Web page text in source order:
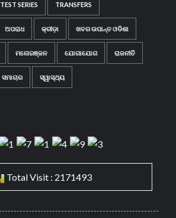
TEST SERIES TRANSFERS
ଅପରାଧ କ୍ରୀଡ଼ା ଖବର ଉପାନ୍ତ ଓଡିଶା
ମନୋରଞ୍ଜନ ଯୋଗାଯୋଗ ରାଜନୀତି
ସମାଚାର ସ୍ୱାସ୍ଥ୍ୟ
Total Visit : 2171493